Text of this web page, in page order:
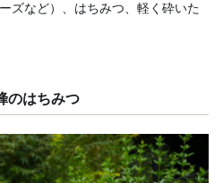
ズなど）、はちみつ、軽く砕いた
のはちみつ